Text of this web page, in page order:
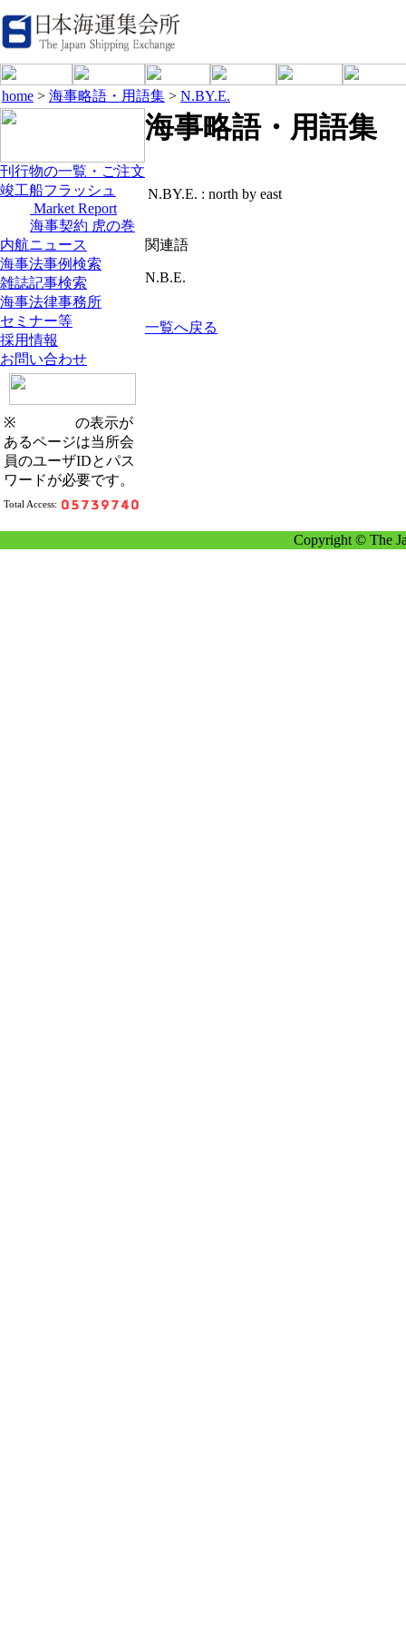
home > 海事略語・用語集 > N.BY.E.
刊行物の一覧・ご注文
竣工船フラッシュ
Market Report
海事契約 虎の巻
内航ニュース
海事法事例検索
雑誌記事検索
海事法律事務所
セミナー等
採用情報
お問い合わせ
※
の表示が
あるページは当所会
員のユーザIDとパス
ワードが必要です。
Total Access:
海事略語・用語集
N.BY.E. : north by east
関連語
N.B.E.
一覧へ戻る
Copyright © The